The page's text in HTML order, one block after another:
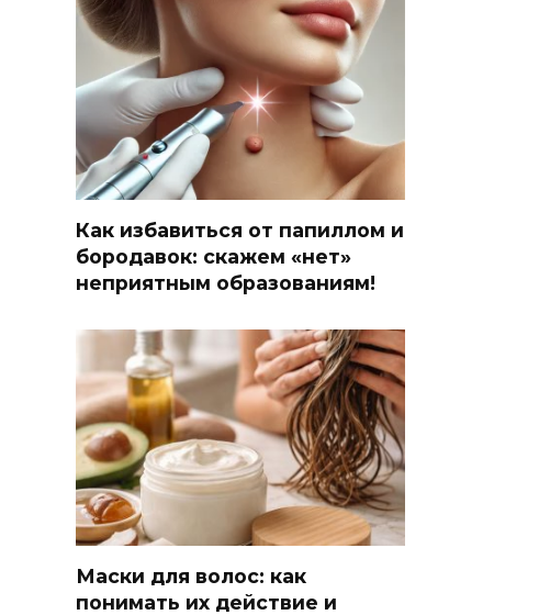
Как избавиться от папиллом и
бородавок: скажем «нет»
неприятным образованиям!
Маски для волос: как
понимать их действие и